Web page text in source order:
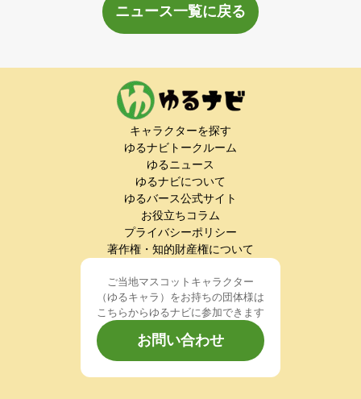
ニュース一覧に戻る
キャラクターを探す
ゆるナビトークルーム
ゆるニュース
ゆるナビについて
ゆるバース公式サイト
お役立ちコラム
プライバシーポリシー
著作権・知的財産権について
ご当地マスコットキャラクター
（ゆるキャラ）をお持ちの団体様は
こちらからゆるナビに参加できます
お問い合わせ